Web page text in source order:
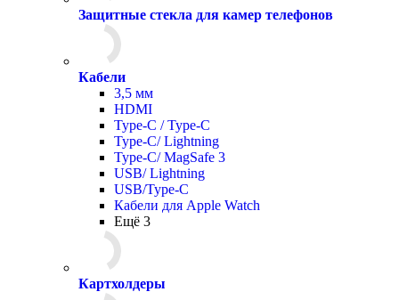
Защитные стекла для камер телефонов
Кабели
3,5 мм
HDMI
Type-C / Type-C
Type-C/ Lightning
Type-C/ MagSafe 3
USB/ Lightning
USB/Type-C
Кабели для Apple Watch
Ещё 3
Картхолдеры